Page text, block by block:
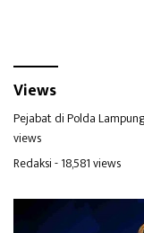
Views
Pejabat di Polda
views
Redaksi- 18,581 views